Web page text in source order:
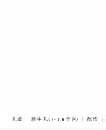
儿童 新生儿(1-18个月) 配饰